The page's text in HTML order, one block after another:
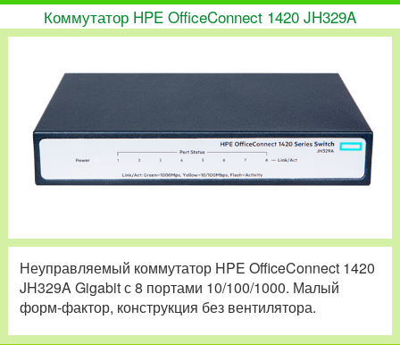
Коммутатор HPE OfficeConnect 1420 JH329A
Неуправляемый коммутатор HPE OfficeConnect 1420
JH329A Gigabit с 8 портами 10/100/1000. Малый
форм-фактор, конструкция без вентилятора.